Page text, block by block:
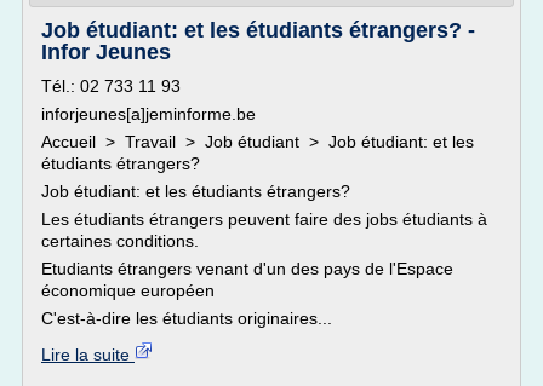
Job étudiant: et les étudiants étrangers? -
Infor Jeunes
Tél.: 02 733 11 93
inforjeunes[a]jeminforme.be
Accueil > Travail > Job étudiant > Job étudiant: et les
étudiants étrangers?
Job étudiant: et les étudiants étrangers?
Les étudiants étrangers peuvent faire des jobs étudiants à
certaines conditions.
Etudiants étrangers venant d'un des pays de l'Espace
économique européen
C'est-à-dire les étudiants originaires...
Lire la suite